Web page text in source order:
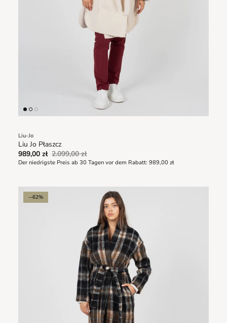
Liu-Jo
Liu Jo Płaszcz
989,00 zł 2.099,00 zł
Der niedrigste Preis ab 30 Tagen vor dem Rabatt: 989,00 zł
--62%